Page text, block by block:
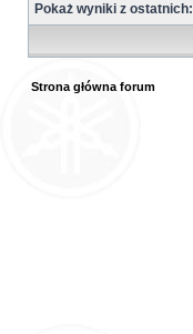
Pokaż wyniki z ostatnich:
Strona główna forum